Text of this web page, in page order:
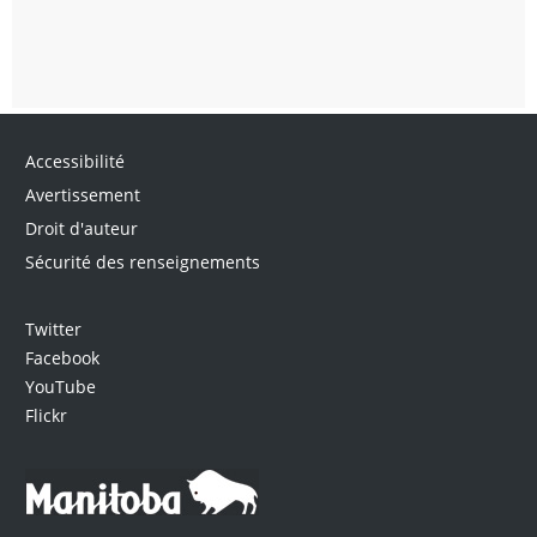
Accessibilité
Avertissement
Droit d'auteur
Sécurité des renseignements
Twitter
Facebook
YouTube
Flickr